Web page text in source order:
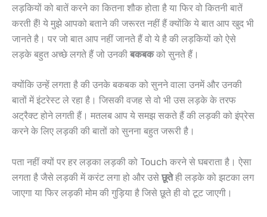
लड़कियों को बातें करने का कितना शौक होता है या फिर वो कितनी बातें
करती हैं! ये मुझे आपको बताने की जरूरत नहीं हैं क्योंकि ये बात आप खुद भी
जानते है। पर जो बात आप नहीं जानते हैं वो ये है की लड़कियों को ऐसे
लड़के बहुत अच्छे लगते हैं जो उनकी बकबकको सुनते हैं।
क्योंकि उन्हें लगता है की उनके बकबक को सुनने वाला उनमें और उनकी
बातों में इंटरेस्ट ले रहा है। जिसकी वजह से वो भी उस लड़के के तरफ
अट्रैक्ट होने लगती हैं। मतलब आप ये समझ सकते हैं की लड़की को इंप्रेस
करने के लिए लड़की की बातों को सुनना बहुत जरूरी है।
पता नहीं क्यों पर हर लड़का लड़की को Touch करने से घबराता है। ऐसा
लगता है जैसे लड़की में करंट लगा हो और उसे छूतेही लड़के को झटका लग
जाएगा या फिर लड़की मोम की गुड़िया है जिसे छूते ही वो टूट जाएगी।